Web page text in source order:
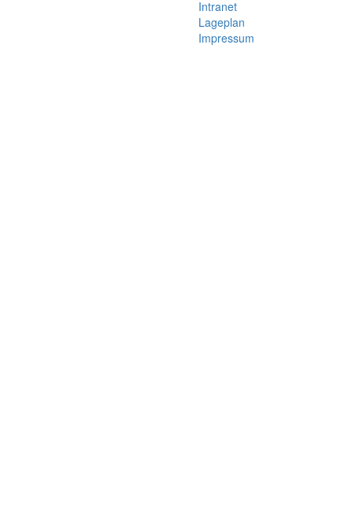
Intranet
Lageplan
Impressum